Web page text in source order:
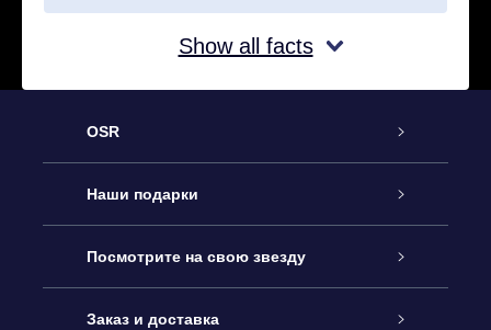
Show all facts
OSR
Обслуживание
Как с нами связаться
Блог
Наши подарки
Онлайн подарок Online Star Gift
Подарочный набор OSR
Посмотрите на свою звезду
Звездный реестр
Заказ и доставка